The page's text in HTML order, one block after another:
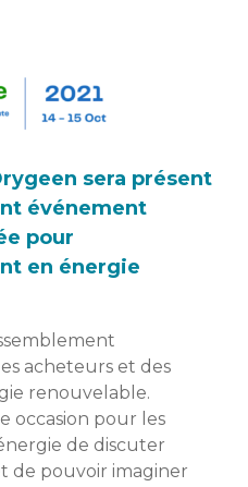
sera présent
événement
pour
en énergie
acheteurs et des
renouvelable.
occasion pour les
de discuter
de pouvoir imaginer